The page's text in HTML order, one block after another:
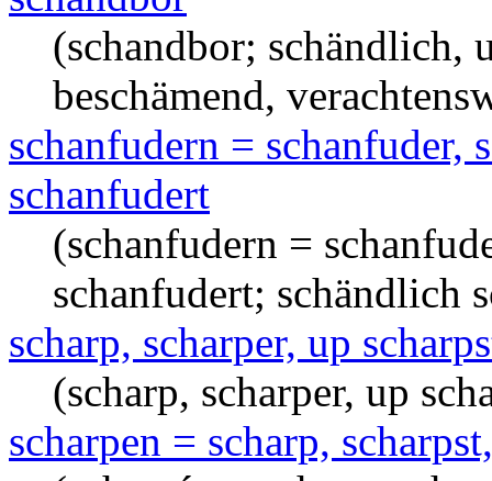
(schandbor; schändlich,
beschämend,
schanfudern = schanfuder,
schanfudert
(schanfudern =
schanfudert; schändlich
scharp, scharper, up
(scharp, scharper, up
scharpen = scharp,